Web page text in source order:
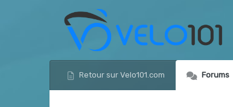
Retour sur Velo101.com Forums